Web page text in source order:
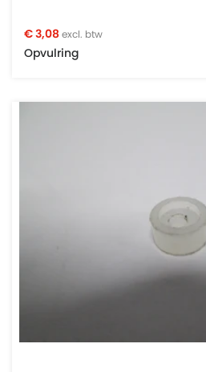
€ 3,08 excl. btw
Opvulring